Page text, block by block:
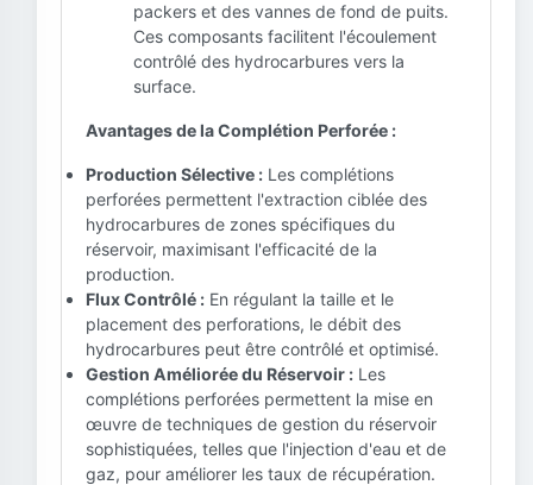
packers et des vannes de fond de puits.
Ces composants facilitent l'écoulement
contrôlé des hydrocarbures vers la
surface.
Avantages de la Complétion Perforée :
Production Sélective : Les complétions
perforées permettent l'extraction ciblée des
hydrocarbures de zones spécifiques du
réservoir, maximisant l'efficacité de la
production.
Flux Contrôlé : En régulant la taille et le
placement des perforations, le débit des
hydrocarbures peut être contrôlé et optimisé.
Gestion Améliorée du Réservoir : Les
complétions perforées permettent la mise en
œuvre de techniques de gestion du réservoir
sophistiquées, telles que l'injection d'eau et de
gaz, pour améliorer les taux de récupération.